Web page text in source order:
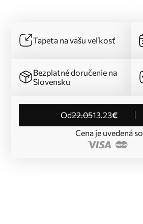
Tapeta na vašu veľkosť
Bezplatné doručenie na
Slovensku
od22.0513.23€
Cena je uvedená so